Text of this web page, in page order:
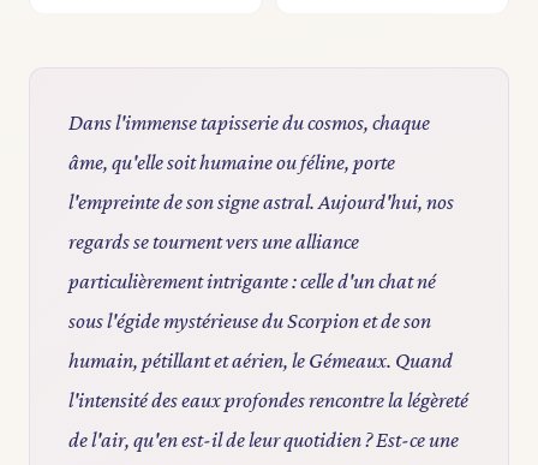
Dans l'immense tapisserie du cosmos, chaque
âme, qu'elle soit humaine ou féline, porte
l'empreinte de son signe astral. Aujourd'hui, nos
regards se tournent vers une alliance
particulièrement intrigante : celle d'un chat né
sous l'égide mystérieuse du Scorpion et de son
humain, pétillant et aérien, le Gémeaux. Quand
l'intensité des eaux profondes rencontre la légèreté
de l'air, qu'en est-il de leur quotidien ? Est-ce une